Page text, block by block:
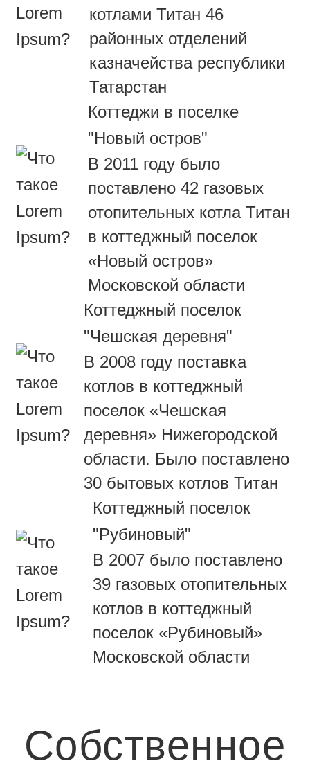
котлами Титан 46
районных отделений
казначейства республики
Татарстан
Коттеджи в поселке
"Новый остров"
В 2011 году было
поставлено 42 газовых
отопительных котла Титан
в коттеджный поселок
«Новый остров»
Московской области
Коттеджный поселок
"Чешская деревня"
В 2008 году поставка
котлов в коттеджный
поселок «Чешская
деревня» Нижегородской
области. Было поставлено
30 бытовых котлов Титан
Коттеджный поселок
"Рубиновый"
В 2007 было поставлено
39 газовых отопительных
котлов в коттеджный
поселок «Рубиновый»
Московской области
Собственное